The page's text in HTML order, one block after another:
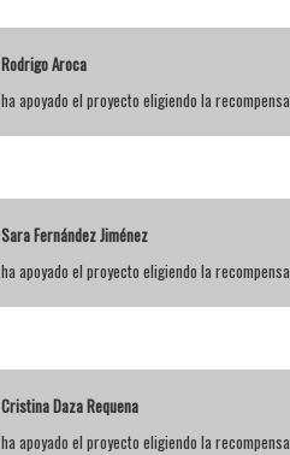
Rodrigo Aroca
ha apoyado el proyecto eligiendo la recompensa
Sara Fernández Jiménez
ha apoyado el proyecto eligiendo la recompensa
Cristina Daza Requena
ha apoyado el proyecto eligiendo la recompensa